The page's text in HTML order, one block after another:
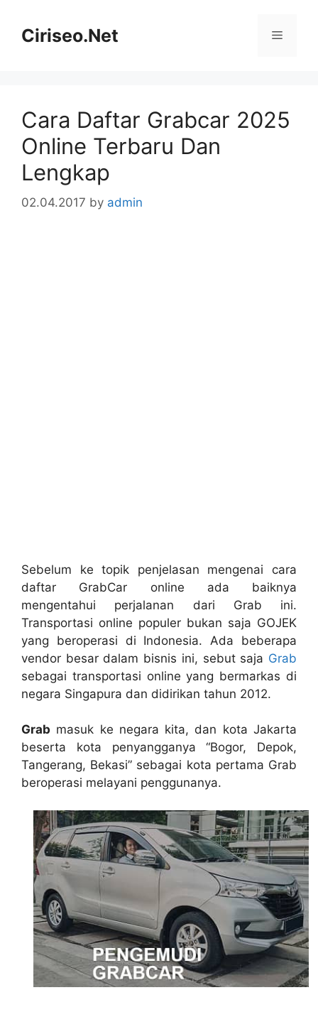
contentCiriseo.Net Menu
Cara Daftar Grabcar 2025
Online Terbaru Dan
Lengkap
02.04.2017 by admin
Sebelum ke topik penjelasan mengenai cara
daftar GrabCar online ada baiknya
mengentahui perjalanan dari Grab ini.
Transportasi online populer bukan saja GOJEK
yang beroperasi di Indonesia. Ada beberapa
vendor besar dalam bisnis ini, sebut saja Grab
sebagai transportasi online yang bermarkas di
negara Singapura dan didirikan tahun 2012.
Grab masuk ke negara kita, dan kota Jakarta
beserta kota penyangganya “Bogor, Depok,
Tangerang, Bekasi” sebagai kota pertama Grab
beroperasi melayani penggunanya.